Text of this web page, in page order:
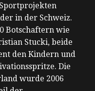
in der Schweiz.
Botschaftern wie
Stucki, beide
den Kindern und
Die
wurde 2006